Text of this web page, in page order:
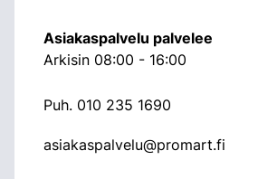
Asiakaspalvelu palvelee
Arkisin 08:00 - 16:00
Puh. 010 235 1690
asiakaspalvelu@promart.fi